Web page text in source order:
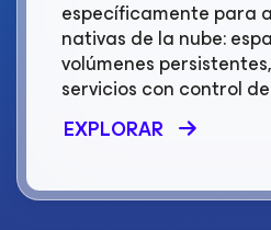
específicamente para
nativas de la nube:
volúmenes
servicios con control
EXPLORAR